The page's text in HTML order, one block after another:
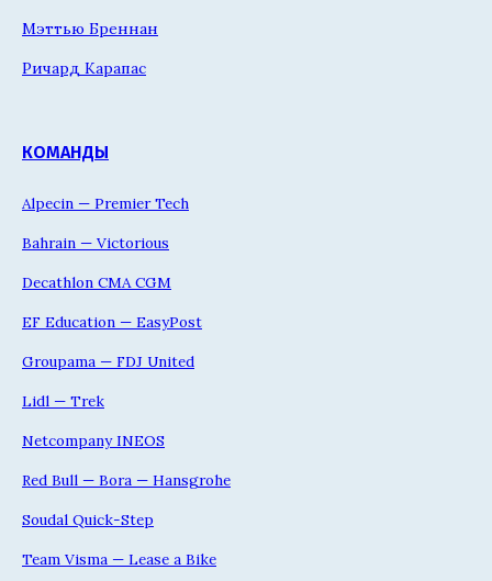
Мэттью Бреннан
Ричард Карапас
КОМАНДЫ
Alpecin — Premier Tech
Bahrain — Victorious
Decathlon CMA CGM
EF Education — EasyPost
Groupama — FDJ United
Lidl — Trek
Netcompany INEOS
Red Bull — Bora — Hansgrohe
Soudal Quick-Step
Team Visma — Lease a Bike